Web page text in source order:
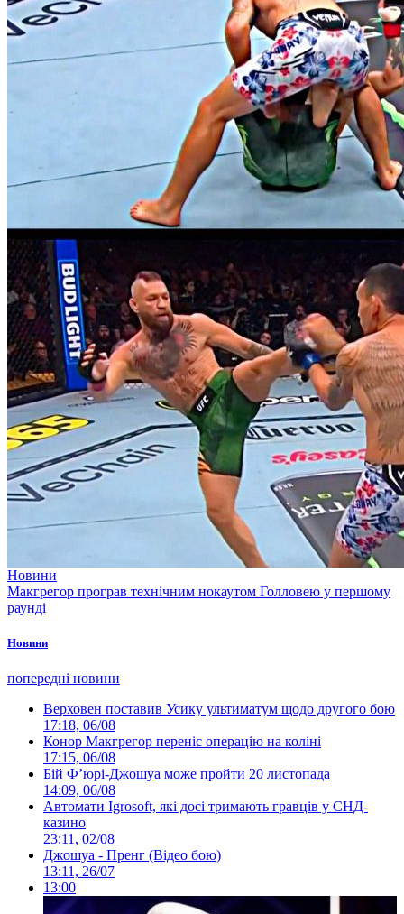
Новини
Макгрегор програв технічним нокаутом Голловею у першому
раунді
Новини
попередні новини
Верховен поставив Усику ультиматум щодо другого бою
17:18, 06/08
Конор Макгрегор переніс операцію на коліні
17:15, 06/08
Бій Ф’юрі-Джошуа може пройти 20 листопада
14:09, 06/08
Автомати Igrosoft, які досі тримають гравців у СНД-
казино
23:11, 02/08
Джошуа - Пренг (Відео бою)
13:11, 26/07
13:00